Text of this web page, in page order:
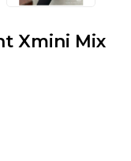
Xmini Mix